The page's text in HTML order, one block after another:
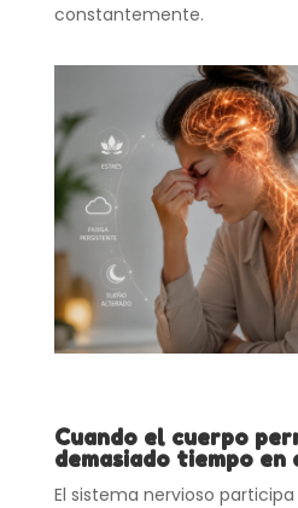
constantemente.
Cuando el cuerpo
demasiado tiempo
El sistema nervioso